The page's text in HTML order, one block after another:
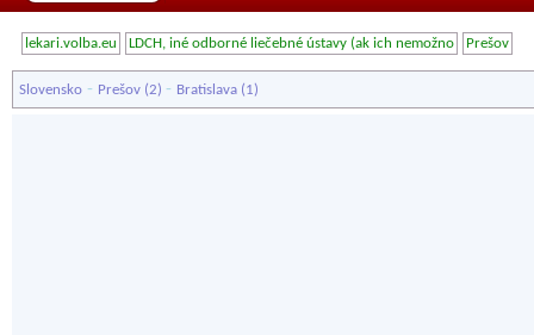
lekari.volba.eu LDCH, iné odborné liečebné ústavy (ak ich nemožno Prešov
Slovensko - Prešov (2) - Bratislava (1)